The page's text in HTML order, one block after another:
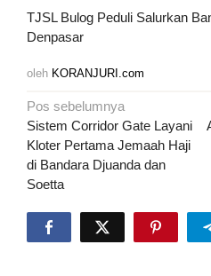
TJSL Bulog Peduli Salurkan
Denpasar
oleh KORANJURI.com
Navigasi
pos
Pos sebelumnya
Sistem Corridor Gate Layani
Kloter Pertama Jemaah Haji
di Bandara Djuanda dan
Soetta